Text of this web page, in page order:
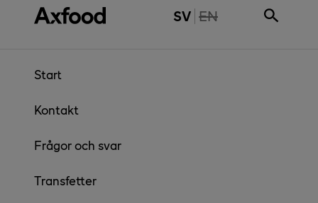
Gå direkt till innehåll SV THE PAGE IS NOT
EN
Start
Kontakt
Frågor och svar
Transfetter